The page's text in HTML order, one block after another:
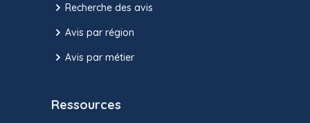
Recherche des avis
Avis par région
Avis par métier
Ressources